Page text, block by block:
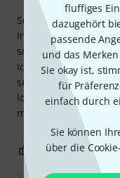
fluffiges
dazugehört
passende
und das
Sie okay ist,
für
einfach durch
Sie können
über die
Schöner weicher
Intonation. Tolle
schönes, solides und
Ich schicke die
sehr schwer fällt das
loszuwerden ohne
mich leider ein
0